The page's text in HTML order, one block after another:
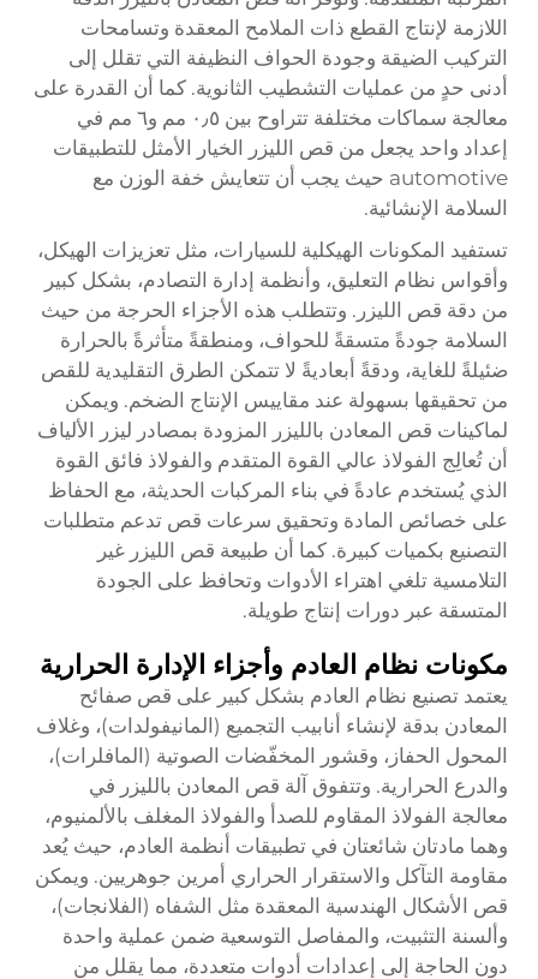
اللازمة لإنتاج القطع ذات الملامح المعقدة وتسامحات
التركيب الضيقة وجودة الحواف النظيفة التي تقلل إلى
أدنى حدٍ من عمليات التشطيب الثانوية. كما أن القدرة على
معالجة سماكات مختلفة تتراوح بين ٠٫٥ مم و٦ مم في
إعداد واحد يجعل من قص الليزر الخيار الأمثل للتطبيقات
automotive حيث يجب أن تتعايش خفة الوزن مع
السلامة الإنشائية.
تستفيد المكونات الهيكلية للسيارات، مثل تعزيزات الهيكل،
وأقواس نظام التعليق، وأنظمة إدارة التصادم، بشكل كبير
من دقة قص الليزر. وتتطلب هذه الأجزاء الحرجة من حيث
السلامة جودةً متسقةً للحواف، ومنطقةً متأثرةً بالحرارة
ضئيلةً للغاية، ودقةً أبعاديةً لا تتمكن الطرق التقليدية للقص
من تحقيقها بسهولة عند مقاييس الإنتاج الضخم. ويمكن
لماكينات قص المعادن بالليزر المزودة بمصادر ليزر الألياف
أن تُعالِج الفولاذ عالي القوة المتقدم والفولاذ فائق القوة
الذي يُستخدم عادةً في بناء المركبات الحديثة، مع الحفاظ
على خصائص المادة وتحقيق سرعات قص تدعم متطلبات
التصنيع بكميات كبيرة. كما أن طبيعة قص الليزر غير
التلامسية تلغي اهتراء الأدوات وتحافظ على الجودة
المتسقة عبر دورات إنتاج طويلة.
مكونات نظام العادم وأجزاء الإدارة الحرارية
يعتمد تصنيع نظام العادم بشكل كبير على قص صفائح
المعادن بدقة لإنشاء أنابيب التجميع (المانيفولدات)، وغلاف
المحول الحفاز، وقشور المخفّضات الصوتية (المافلرات)،
والدرع الحرارية. وتتفوق آلة قص المعادن بالليزر في
معالجة الفولاذ المقاوم للصدأ والفولاذ المغلف بالألمنيوم،
وهما مادتان شائعتان في تطبيقات أنظمة العادم، حيث يُعد
مقاومة التآكل والاستقرار الحراري أمرين جوهريين. ويمكن
قص الأشكال الهندسية المعقدة مثل الشفاه (الفلانجات)،
وألسنة التثبيت، والمفاصل التوسعية ضمن عملية واحدة
دون الحاجة إلى إعدادات أدوات متعددة، مما يقلل من